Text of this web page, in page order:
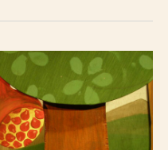
visual
i
cerca